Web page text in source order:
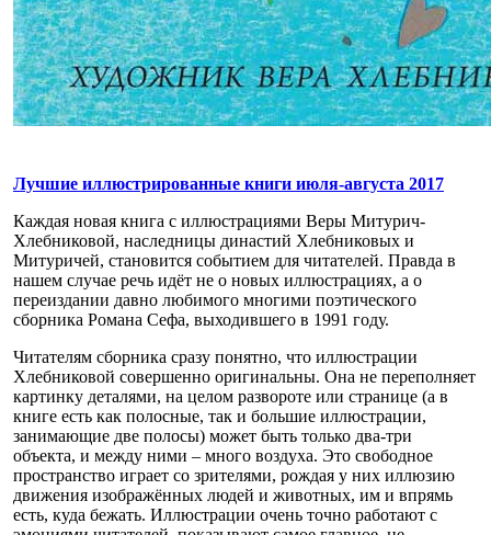
Лучшие иллюстрированные книги июля-августа 2017
Каждая новая книга с иллюстрациями Веры Митурич-
Хлебниковой, наследницы династий Хлебниковых и
Митуричей, становится событием для читателей. Правда в
нашем случае речь идёт не о новых иллюстрациях, а о
переиздании давно любимого многими поэтического
сборника Романа Сефа, выходившего в 1991 году.
Читателям сборника сразу понятно, что иллюстрации
Хлебниковой совершенно оригинальны. Она не переполняет
картинку деталями, на целом развороте или странице (а в
книге есть как полосные, так и большие иллюстрации,
занимающие две полосы) может быть только два-три
объекта, и между ними – много воздуха. Это свободное
пространство играет со зрителями, рождая у них иллюзию
движения изображённых людей и животных, им и впрямь
есть, куда бежать. Иллюстрации очень точно работают с